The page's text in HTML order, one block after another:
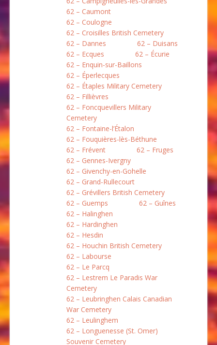
62 – Caumont
62 – Coulogne
62 – Croisilles British Cemetery
62 – Dannes
62 – Duisans
62 – Ecques
62 – Écurie
62 – Enquin-sur-Baillons
62 – Éperlecques
62 – Étaples Military Cemetery
62 – Fillièvres
62 – Foncquevillers Military
Cemetery
62 – Fontaine-l’Étalon
62 – Fouquières-lès-Béthune
62 – Frévent
62 – Fruges
62 – Gennes-Ivergny
62 – Givenchy-en-Gohelle
62 – Grand-Rullecourt
62 – Grévillers British Cemetery
62 – Guemps
62 – Guînes
62 – Halinghen
62 – Hardinghen
62 – Hesdin
62 – Houchin British Cemetery
62 – Labourse
62 – Le Parcq
62 – Lestrem Le Paradis War
Cemetery
62 – Leubringhen Calais Canadian
War Cemetery
62 – Leulinghem
62 – Longuenesse (St. Omer)
Souvenir Cemetery